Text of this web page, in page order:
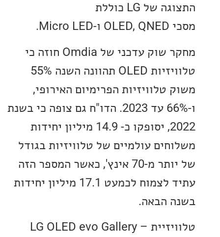
התצוגה של LG כוללת
מחקר שוק עדכני של Omdia חוזה כי
טלוויזיות OLED תהוונה השנה 55%
טלוויזיות הפרימיום האירופי,
ו-66% עד 2023. הדו"ח גם צופה כי בשנת
2022, יסופקו כ- 14.9 מיליון יחידות
עולמיים של טלוויזיות בגודל
של יותר מ-70 אינץ', כאשר המספר הזה
עתיד לצמוח לכמעט 17.1 מיליון יחידות
הבאה.
טלוויזיית – LG OLED evo Gallery